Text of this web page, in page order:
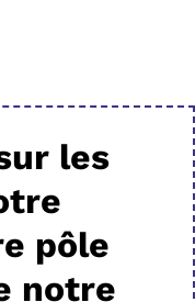
les
pôle
notre